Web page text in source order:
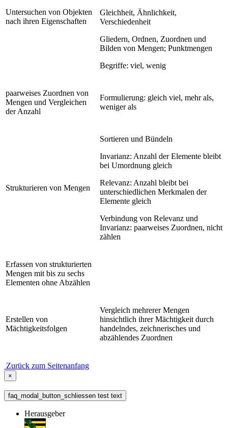
Untersuchen von Objekten
nach ihren Eigenschaften
Gleichheit, Ähnlichkeit,
Verschiedenheit
Gliedern, Ordnen, Zuordnen und
Bilden von Mengen; Punktmengen
Begriffe: viel, wenig
paarweises Zuordnen von
Mengen und Vergleichen
der Anzahl
Formulierung: gleich viel, mehr als,
weniger als
Strukturieren von Mengen
Sortieren und Bündeln
Invarianz: Anzahl der Elemente bleibt
bei Umordnung gleich
Relevanz: Anzahl bleibt bei
unterschiedlichen Merkmalen der
Elemente gleich
Verbindung von Relevanz und
Invarianz: paarweises Zuordnen, nicht
zählen
Erfassen von strukturierten
Mengen mit bis zu sechs
Elementen ohne Abzählen
Erstellen von
Mächtigkeitsfolgen
Vergleich mehrerer Mengen
hinsichtlich ihrer Mächtigkeit durch
handelndes, zeichnerisches und
abzählendes Zuordnen
Zurück zum Seitenanfang
×
faq_modal_button_schliessen test text
Herausgeber